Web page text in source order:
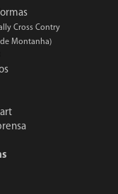
Cross Contry
Montanha)